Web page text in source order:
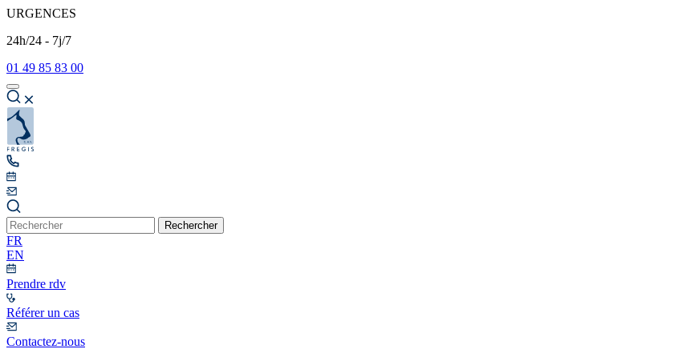
URGENCES
24h/24 - 7j/7
01 49 85 83 00
Rechercher
FR
EN
Prendre rdv
Référer un cas
Contactez-nous